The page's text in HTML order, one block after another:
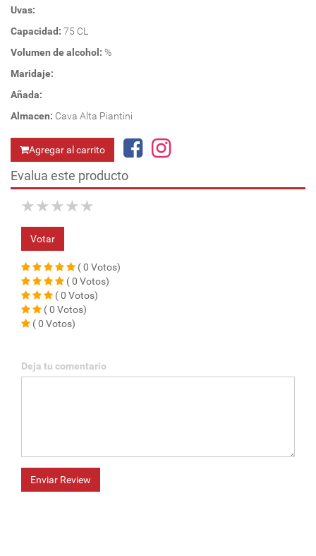
Uvas:
Capacidad: 75 CL
Volumen de alcohol: %
Maridaje:
Añada:
Almacen: Cava Alta Piantini
Agregar al carrito
Evalua este producto
★
★
★
★
★
Votar
( 0 Votos)
( 0 Votos)
( 0 Votos)
( 0 Votos)
( 0 Votos)
Deja tu comentario
Enviar Review